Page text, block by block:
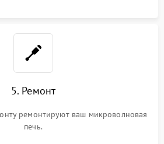
5. Ремонт
ремонтируют ваш микроволновая
печь.